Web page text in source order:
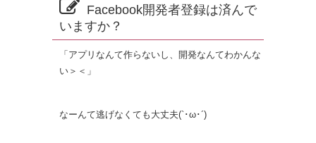
Facebook開発者登録は済んで
いますか？
「アプリなんて作らないし、開発なんてわかんな
い＞＜」
なーんて逃げなくても大丈夫(`･ω･´)